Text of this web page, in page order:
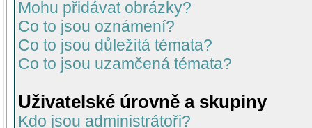
Mohu přidávat obrázky?
Co to jsou oznámení?
Co to jsou důležitá témata?
Co to jsou uzamčená témata?
Uživatelské úrovně a skupiny
Kdo jsou administrátoři?